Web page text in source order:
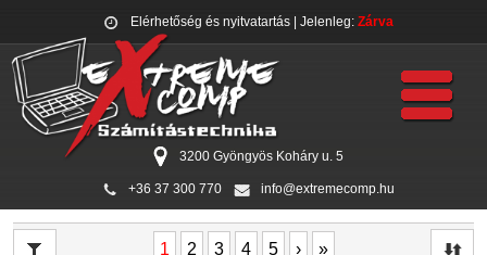
Elérhetőség és nyitvatartás| Jelenleg: Zárva
3200 Gyöngyös Koháry u. 5
+36 37 300 770 info@extremecomp.hu
1 2 3 4 5 › »